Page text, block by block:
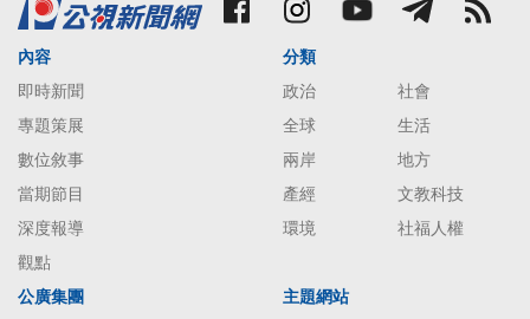
內容
即時新聞
專題策展
數位敘事
當期節目
深度報導
觀點
分類
政治
社會
全球
生活
兩岸
地方
產經
文教科技
環境
社福人權
公廣集團
主題網站